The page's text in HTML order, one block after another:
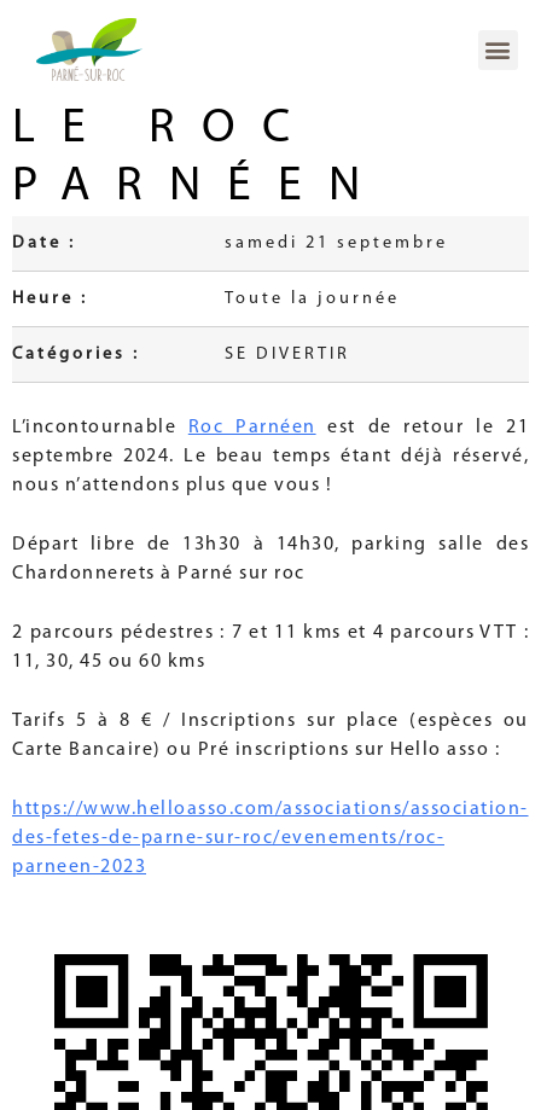
LE ROC
PARNÉEN
Date : samedi 21 septembre
Heure : Toute la journée
Catégories : SE DIVERTIR
L’incontournable Roc Parnéen
est de retour le 21
septembre 2024. Le beau temps étant déjà réservé,
nous n’attendons plus que vous !
Départ libre de 13h30 à 14h30, parking salle des
Chardonnerets à Parné sur roc
2 parcours pédestres : 7 et 11 kms et 4 parcours VTT :
11, 30, 45 ou 60 kms
Tarifs 5 à 8 € / Inscriptions sur place (espèces ou
Carte Bancaire) ou Pré inscriptions sur Hello asso :
https://www.helloasso.com/associations/association-
des-fetes-de-parne-sur-roc/evenements/roc-
parneen-2023